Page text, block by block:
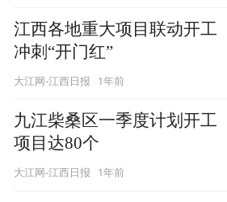
江西各地重大项目联动开工
冲刺“开门红”
大江网-江西日报 1年前
九江柴桑区一季度计划开工
项目达80个
大江网-江西日报 1年前